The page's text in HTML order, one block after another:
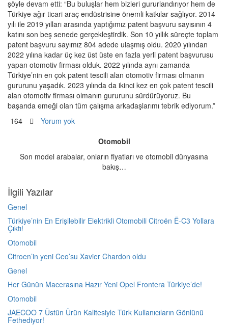
şöyle devam etti: “Bu buluşlar hem bizleri gururlandırıyor hem de
Türkiye ağır ticari araç endüstrisine önemli katkılar sağlıyor. 2014
yılı ile 2019 yılları arasında yaptığımız patent başvuru sayısının 4
katını son beş senede gerçekleştirdik. Son 10 yıllık süreçte toplam
patent başvuru sayımız 804 adede ulaşmış oldu. 2020 yılından
2022 yılına kadar üç kez üst üste en fazla yerli patent başvurusu
yapan otomotiv firması olduk. 2022 yılında aynı zamanda
Türkiye’nin en çok patent tescili alan otomotiv firması olmanın
gururunu yaşadık. 2023 yılında da ikinci kez en çok patent tescili
alan otomotiv firması olmanın gururunu sürdürüyoruz. Bu
başarıda emeği olan tüm çalışma arkadaşlarımı tebrik ediyorum.”
164
Yorum yok
Otomobil
Son model arabalar, onların fiyatları ve otomobil dünyasına
bakış…
İlgili Yazılar
Genel
Türkiye’nin En Erişilebilir Elektrikli Otomobili Citroën Ë-C3 Yollara
Çıktı!
Otomobil
Citroen’in yeni Ceo’su Xavier Chardon oldu
Genel
Her Günün Macerasına Hazır Yeni Opel Frontera Türkiye’de!
Otomobil
JAECOO 7 Üstün Ürün Kalitesiyle Türk Kullanıcıların Gönlünü
Fethediyor!